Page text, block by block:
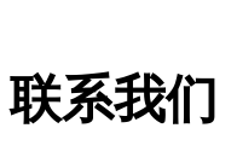
联系我们